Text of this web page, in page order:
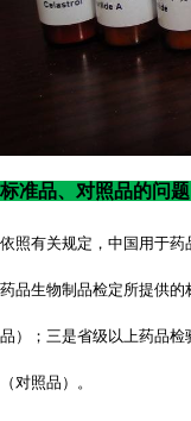
标准品、对照品的问
依照有关规定，中国用于
药品生物制品检定所提供
品）；三是省级以上药品
（对照品）。